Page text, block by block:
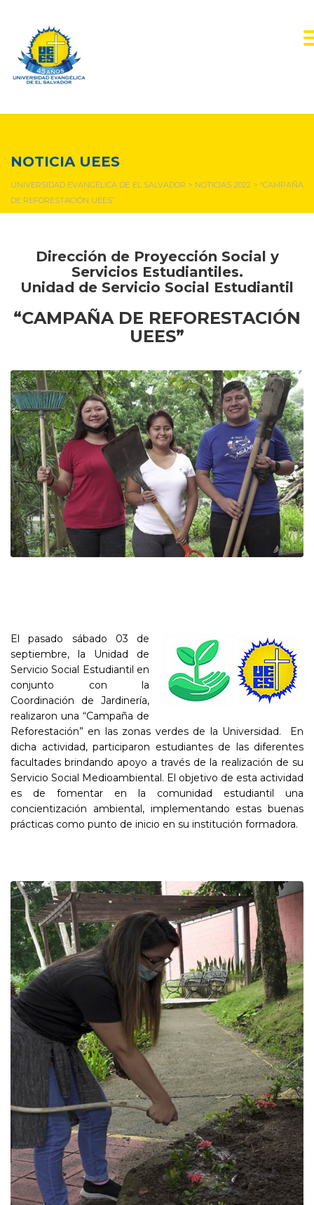
NOTICIA UEES
UNIVERSIDAD EVANGÉLICA DE EL SALVADOR > NOTICIAS 2022>“CAMPAÑA
DE REFORESTACIÓN UEES”
Dirección de Proyección Social y
Servicios Estudiantiles.
Unidad de Servicio Social Estudiantil
“CAMPAÑA DE REFORESTACIÓN
UEES”
El pasado sábado 03 de
septiembre, la Unidad de
Servicio Social Estudiantil en
conjunto con la
Coordinación de Jardinería,
realizaron una “Campaña de
Reforestación” en las zonas verdes de la Universidad. En
dicha actividad, participaron estudiantes de las diferentes
facultades brindando apoyo a través de la realización de su
Servicio Social Medioambiental. El objetivo de esta actividad
es de fomentar en la comunidad estudiantil una
concientización ambiental, implementando estas buenas
prácticas como punto de inicio en su institución formadora.